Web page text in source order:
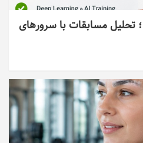
مسابقات با سرورهای